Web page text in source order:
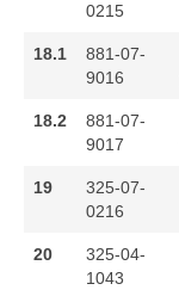
0215
18.1
881-07-
9016
18.2
881-07-
9017
19
325-07-
0216
20
325-04-
1043